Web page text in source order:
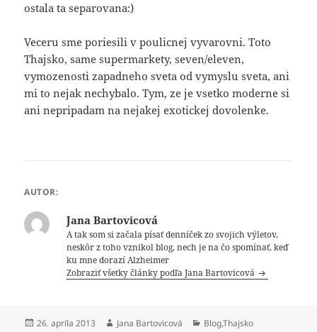
ostala ta separovana:)
Veceru sme poriesili v poulicnej vyvarovni. Toto
Thajsko, same supermarkety, seven/eleven,
vymozenosti zapadneho sveta od vymyslu sveta, ani
mi to nejak nechybalo. Tym, ze je vsetko moderne si
ani nepripadam na nejakej exotickej dovolenke.
AUTOR:
Jana Bartovicová
A tak som si začala písať denníček zo svojich výletov,
neskôr z toho vznikol blog, nech je na čo spomínať, keď
ku mne dorazí Alzheimer
Zobraziť všetky články podľa Jana Bartovicová
Publikované
26. apríla 2013 Autor
Jana Bartovicová Kategórie
Blog,Thajsko